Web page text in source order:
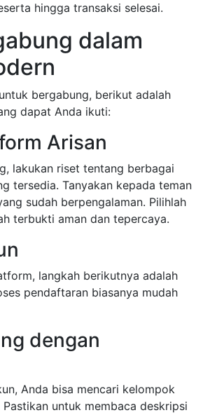
hingga transaksi selesai.
dalam
bergabung, berikut adalah
dapat Anda ikuti:
Arisan
lakukan riset tentang berbagai
tersedia. Tanyakan kepada teman
sudah berpengalaman. Pilihlah
terbukti aman dan tepercaya.
langkah berikutnya adalah
pendaftaran biasanya mudah
dengan
Anda bisa mencari kelompok
Pastikan untuk membaca deskripsi